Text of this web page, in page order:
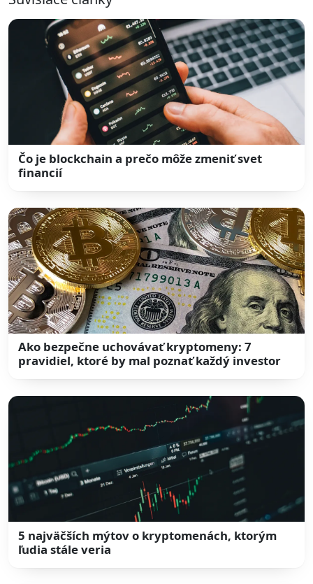
Čo je blockchain a prečo môže zmeniť svet
financií
Ako bezpečne uchovávať kryptomeny: 7
pravidiel, ktoré by mal poznať každý investor
5 najväčších mýtov o kryptomenách, ktorým
ľudia stále veria